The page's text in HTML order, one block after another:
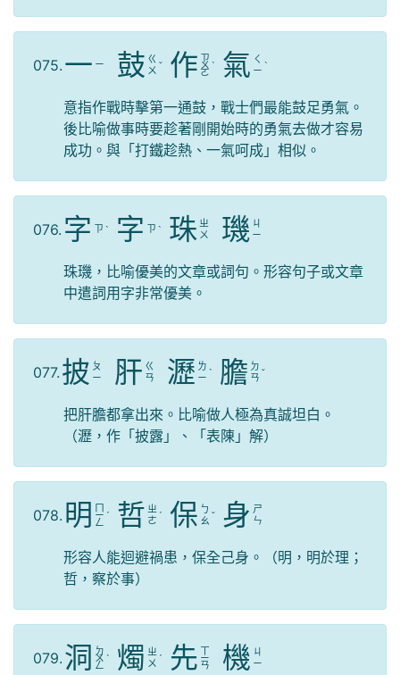
075. 一 ㄧ 鼓 ㄍ
ㄨ ˇ 作 ㄗ
ㄨ
ㄛ
ˋ 氣 ㄑ
ㄧ ˋ
意指作戰時擊第一通鼓，戰士們最能鼓足勇氣。
後比喻做事時要趁著剛開始時的勇氣去做才容易
成功。與「打鐵趁熱、一氣呵成」相似。
076. 字 ㄗ ˋ 字 ㄗ ˋ 珠 ㄓ
ㄨ
璣 ㄐ
ㄧ
珠璣，比喻優美的文章或詞句。形容句子或文章
中遣詞用字非常優美。
077. 披 ㄆ
ㄧ
肝 ㄍ
ㄢ
瀝 ㄌ
ㄧ ˋ 膽 ㄉ
ㄢ ˇ
把肝膽都拿出來。比喻做人極為真誠坦白。
（瀝，作「披露」、「表陳」解）
078. 明 ㄇ
ㄧ
ㄥ
ˊ 哲 ㄓ
ㄜ ˊ 保 ㄅ
ㄠ ˇ 身 ㄕ
ㄣ
形容人能迴避禍患，保全己身。（明，明於理；
哲，察於事）
079. 洞 ㄉ
ㄨ
ㄥ
ˋ 燭 ㄓ
ㄨ ˊ 先 ㄒ
ㄧ
ㄢ 機 ㄐ
ㄧ